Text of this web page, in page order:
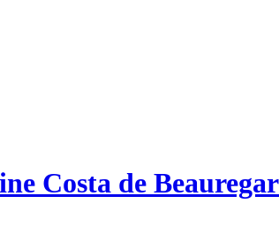
Costa de